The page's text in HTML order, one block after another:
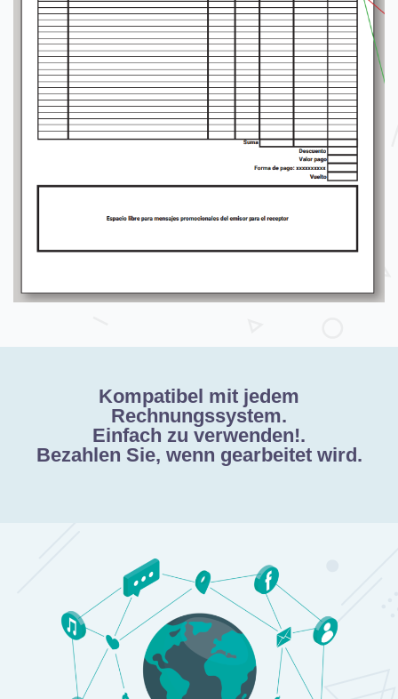
Kompatibel mit jedem
Rechnungssystem.
Einfach zu verwenden!.
Bezahlen Sie, wenn gearbeitet wird.